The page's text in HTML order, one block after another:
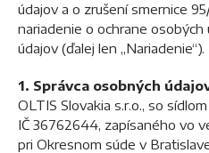
údajov a o zrušení smernice
nariadenie o ochrane
údajov (ďalej len „Nariadenie“).
1. Správca osobných
OLTIS Slovakia s.r.o., so
IČ 36762644, zapísaného vo
pri Okresnom súde v